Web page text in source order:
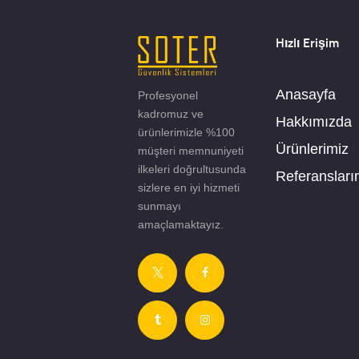
Profesyonel
kadromuz ve
ürünlerimizle %100
müşteri memnuniyeti
ilkeleri doğrultusunda
sizlere en iyi hizmeti
sunmayı
amaçlamaktayız.
Hızlı Erişim
Anasayfa
Hakkımızda
Ürünlerimiz